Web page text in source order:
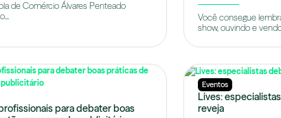
de Comércio Álvares Penteado
Você consegue
show, ouvindo e
para debater boas
Eventos
Lives:
reveja